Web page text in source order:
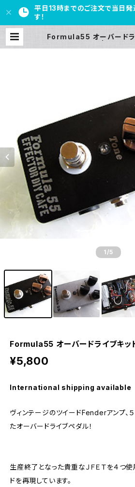
平日13時までのご注文で当日発
す！
Formula55 オーバードラ
1 /5
Formula55 オーバードライブキッ
¥5,800
International shipping available
ヴィンテージのツイードFenderアンプ、
たオーバードライブペダル！
生産終了となった貴重なＪＦＥＴを４つ
ドを再現しています。